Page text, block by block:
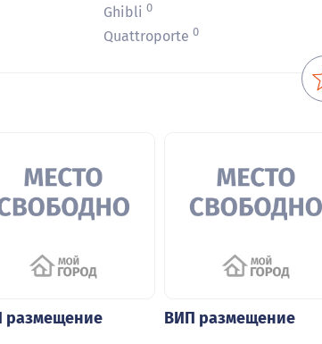
Ghibli 0
Quattroporte 0
размещение ВИП размещение